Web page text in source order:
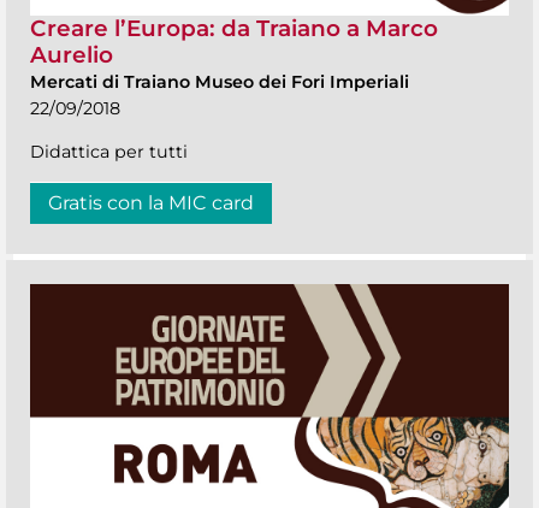
Creare l’Europa: da Traiano a Marco
Aurelio
Mercati di Traiano Museo dei Fori Imperiali
22/09/2018
Didattica per tutti
Gratis con la MIC card